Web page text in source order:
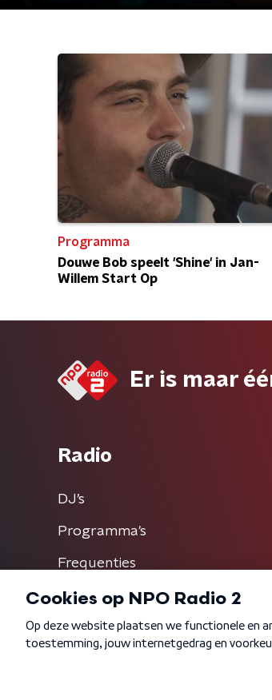
Programma
Douwe Bob speelt 'Shine' in Jan-
Willem Start Op
Er is maar
Radio
DJ’s
Programma's
Frequenties
Algemene voorwaarden